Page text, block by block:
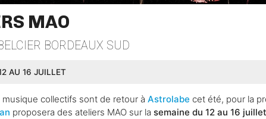
MAO
BORDEAUX SUD
AU 16 JUILLET
musique collectifs sont de retour àAstrolabe cet été, pour la
proposera des ateliers MAO sur la semaine du 12 au 16 juillet